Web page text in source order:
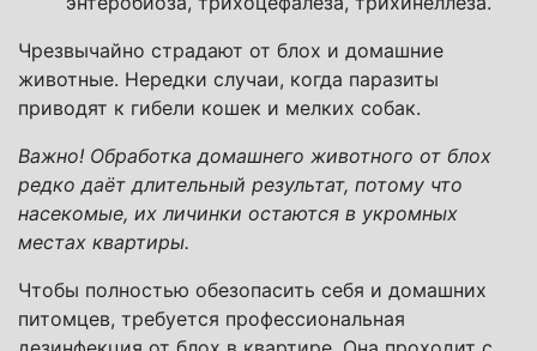
Чрезвычайно страдают от блох и домашние
животные. Нередки случаи, когда паразиты
приводят к гибели кошек и мелких собак.
Важно! Обработка домашнего животного от блох
редко даёт длительный результат, потому что
насекомые, их личинки остаются в укромных
местах квартиры.
Чтобы полностью обезопасить себя и домашних
питомцев, требуется профессиональная